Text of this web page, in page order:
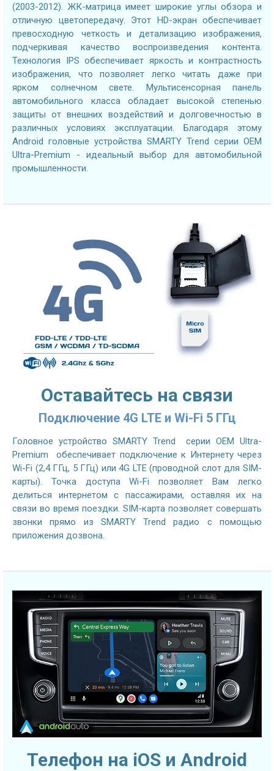
(2003-2012). ЖК-матрица имеет широкие углы обзора и
отличную цветопередачу. Этот HD-экран обеспечивает
превосходную четкость и детализацию изображения,
подчеркивая качество воспроизведения контента.
Технология IPS обеспечивает яркость и контрастность
изображения, что позволяет легко читать даже при
ярком солнечном свете. Мультисенсорная панель
автомобильного класса обладает высокой степенью
защиты от внешних воздействий и долговечностью в
различных условиях эксплуатации. Благодаря этому
Android головные устройства SMARTY Trend серии OEM
Ultra-Premium - идеальный выбор для автомобильной
промышленности.
Оставайтесь на связи
Подключение 4G LTE и Wi-Fi 5 ГГц
Головное устройство SMARTY Trend серии OEM Ultra-
Premium обеспечивает подключение к Интернету через
Wi-Fi (2,4 ГГц, 5 ГГц) или 4G LTE (проводной слот для SIM-
карты). Точка доступа Wi-Fi позволяет Вам легко
делиться интернетом с пассажирами, оставляя их на
связи во время поездки. SIM-карта позволяет совершать
звонки прямо из SMARTY Trend радио с помощью
приложения дозвона.
Телефон на iOS и Android